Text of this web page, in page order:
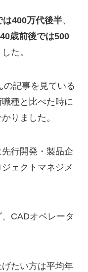
は400万代後半、
40歳前後では500
た。
の記事を見ている
種と比べた時に
りました。
行開発・製品企
ェクトマネジメ
CADオペレータ
たい方は平均年